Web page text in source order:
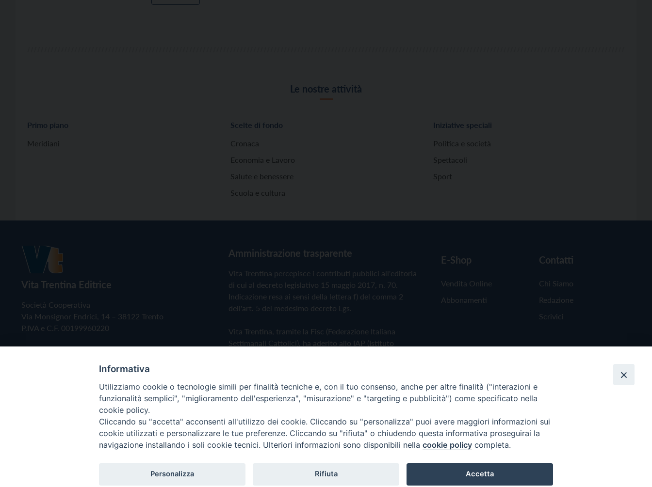
Le nostre attività
Primo piano
Meridiani
Scelte di fondo
Cronaca
Economia e Lavoro
Salute e benessere
Scuola e cultura
Iniziative speciali
Politica e società
Spettacoli
Sport
Vita Trentina Editrice
Società Cooperativa
Via Monsignor Endrici, 14 – 38122 Trento
P.IVA e C.F. 00199960220
Amministrazione trasparente
Vita Trentina percepisce i contributi pubblici all'editoria
di cui al decreto legislativo 15 maggio 2017, n. 70.
Indicazione resa ai sensi della lettera f) del comma 2
dell'art. 5 del medesimo decreto Lgs.
Vita Trentina, tramite la Fisc (Federazione Italiana
Settimanali Cattolici), ha aderito allo IAP (Istituto
Privacy Policy Cookie Policy
E-Shop
Vendita Online
Abbonamenti
Contatti
Chi Siamo
Redazione
Scrivici
Copyright © 2019 - Tutti i diritti riservati - Vita Trentina Editrice
Informativa
Utilizziamo cookie o tecnologie simili per finalità tecniche e, con il tuo consenso, anche per altre finalità ("interazioni e
funzionalità semplici", "miglioramento dell'esperienza", "misurazione" e "targeting e pubblicità") come specificato nella
cookie policy.
Cliccando su "accetta" acconsenti all'utilizzo dei cookie. Cliccando su "personalizza" puoi avere maggiori informazioni sui
cookie utilizzati e personalizzare le tue preferenze. Cliccando su "rifiuta" o chiudendo questa informativa proseguirai la
navigazione installando i soli cookie tecnici. Ulteriori informazioni sono disponibili nella cookie policy completa.
Personalizza Rifiuta Accetta